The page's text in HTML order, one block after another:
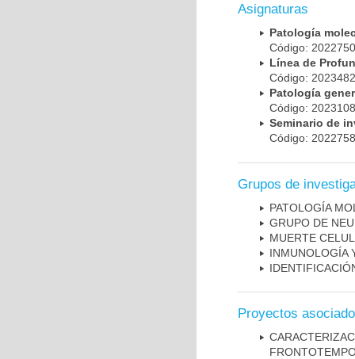
Asignaturas
Patología
Código:
Línea de
Código:
Patología
Código:
Seminario de
Código:
Grupos de
PATOLOGÍA
GRUPO DE
MUERTE
INMUNOLOGÍA
Proyectos